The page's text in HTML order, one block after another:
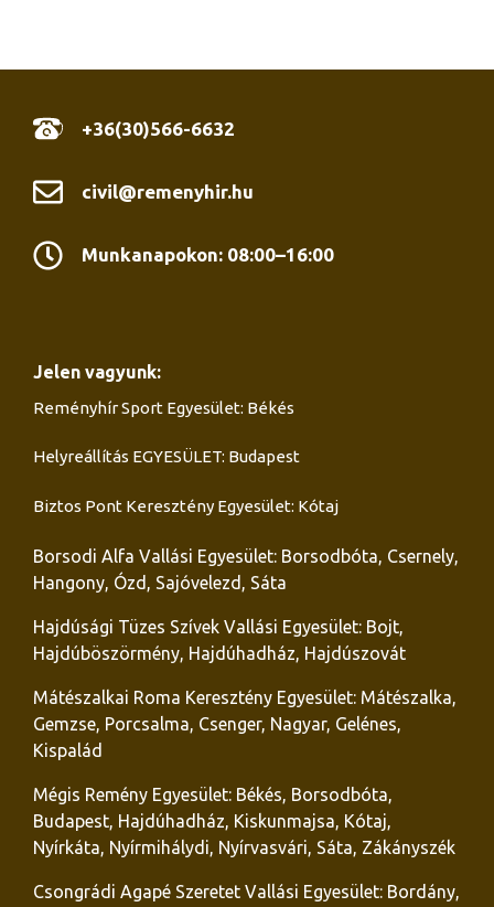
+36(30)566-6632
civil@remenyhir.hu
Munkanapokon: 08:00–16:00
Jelen vagyunk:
Reményhír Sport Egyesület: Békés
Helyreállítás EGYESÜLET: Budapest
Biztos Pont Keresztény Egyesület: Kótaj
Borsodi Alfa Vallási Egyesület: Borsodbóta, Csernely,
Hangony, Ózd, Sajóvelezd, Sáta
Hajdúsági Tüzes Szívek Vallási Egyesület: Bojt,
Hajdúböszörmény, Hajdúhadház, Hajdúszovát
Mátészalkai Roma Keresztény Egyesület: Mátészalka,
Gemzse, Porcsalma, Csenger, Nagyar, Gelénes,
Kispalád
Mégis Remény Egyesület: Békés, Borsodbóta,
Budapest, Hajdúhadház, Kiskunmajsa, Kótaj,
Nyírkáta, Nyírmihálydi, Nyírvasvári, Sáta, Zákányszék
Csongrádi Agapé Szeretet Vallási Egyesület: Bordány,